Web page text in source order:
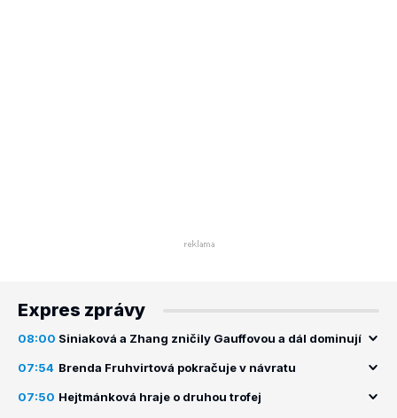
Expres zprávy
08:00 Siniaková a Zhang zničily Gauffovou a dál dominují
07:54 Brenda Fruhvirtová pokračuje v návratu
07:50 Hejtmánková hraje o druhou trofej